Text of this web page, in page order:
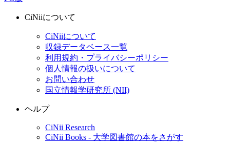
CiNiiについて
CiNiiについて
収録データベース一覧
利用規約・プライバシーポリシー
個人情報の扱いについて
お問い合わせ
国立情報学研究所 (NII)
ヘルプ
CiNii Research
CiNii Books - 大学図書館の本をさがす